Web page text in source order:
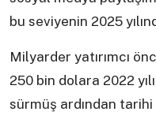
bu seviyenin 2025
Milyarder yatırımcı
250 bin dolara 2022
sürmüş ardından tarihi